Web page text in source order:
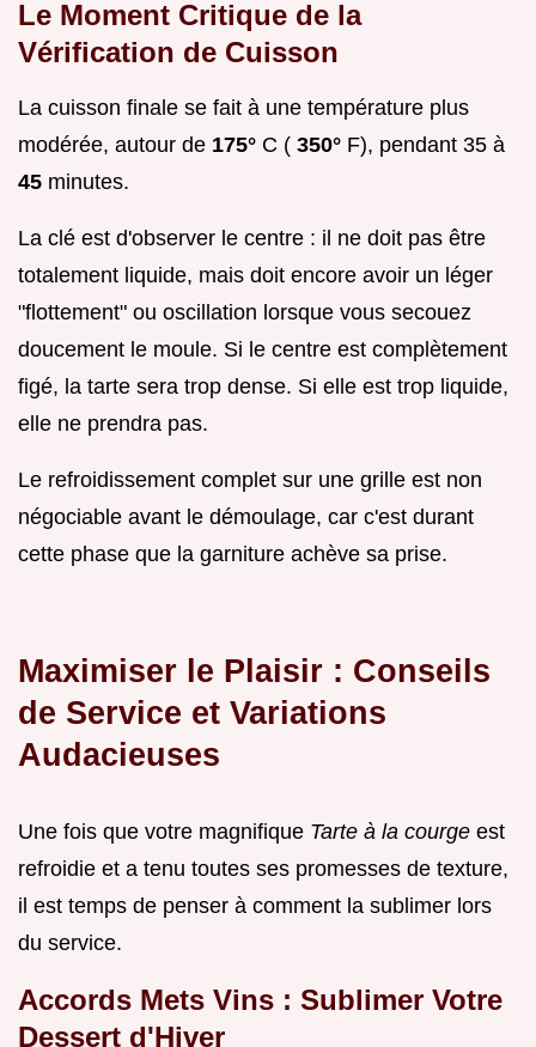
Le Moment Critique de la
Vérification de Cuisson
La cuisson finale se fait à une température plus
modérée, autour de 175° C ( 350° F), pendant 35 à
45 minutes.
La clé est d'observer le centre : il ne doit pas être
totalement liquide, mais doit encore avoir un léger
"flottement" ou oscillation lorsque vous secouez
doucement le moule. Si le centre est complètement
figé, la tarte sera trop dense. Si elle est trop liquide,
elle ne prendra pas.
Le refroidissement complet sur une grille est non
négociable avant le démoulage, car c'est durant
cette phase que la garniture achève sa prise.
Maximiser le Plaisir : Conseils
de Service et Variations
Audacieuses
Une fois que votre magnifique Tarte à la courge est
refroidie et a tenu toutes ses promesses de texture,
il est temps de penser à comment la sublimer lors
du service.
Accords Mets Vins : Sublimer Votre
Dessert d'Hiver